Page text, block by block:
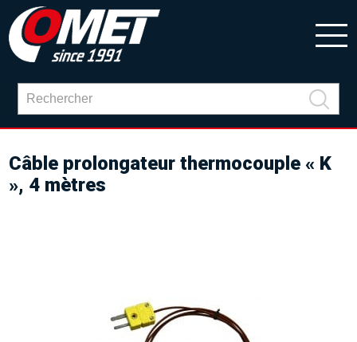
Câble prolongateur thermocouple « K
», 4 mètres